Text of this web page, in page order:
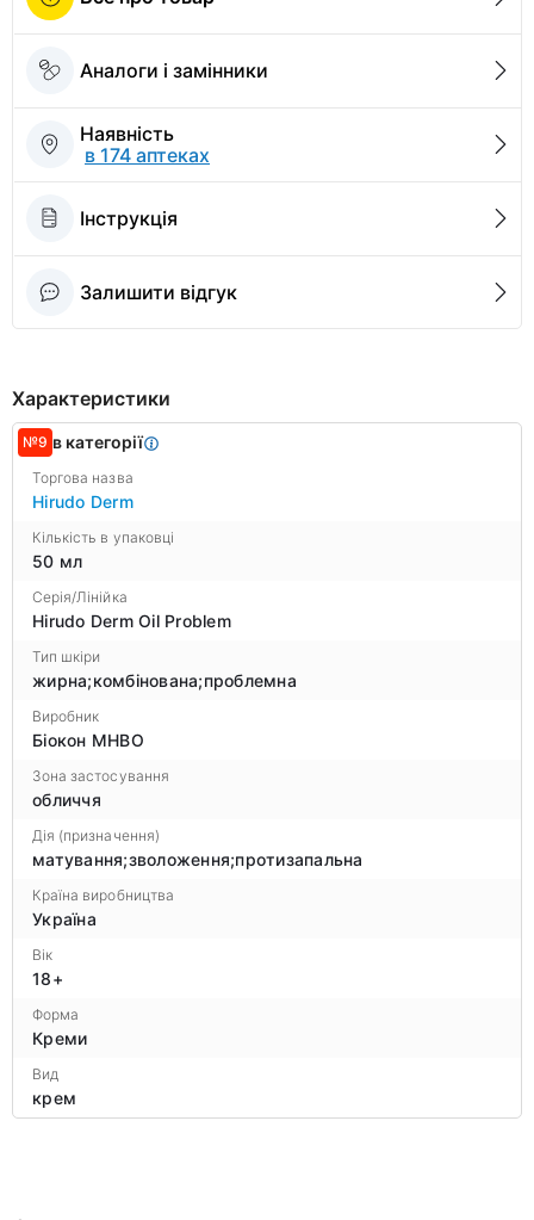
Аналоги і замінники
Наявність
в 174 аптеках
Інструкція
Залишити відгук
Характеристики
№9 в категорії
Торгова назва
Hirudo Derm
Кількість в упаковці
50 мл
Серія/Лінійка
Hirudo Derm Oil Problem
Тип шкіри
жирна;комбінована;проблемна
Виробник
Біокон МНВО
Зона застосування
обличчя
Дія (призначення)
матування;зволоження;протизапальна
Країна виробництва
Україна
Вік
18+
Форма
Креми
Вид
крем